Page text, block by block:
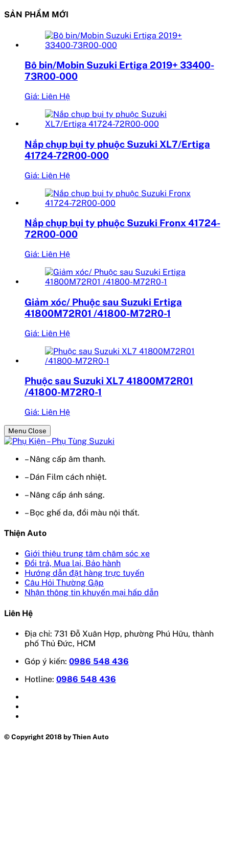
SẢN PHẨM MỚI
Bô bin/Mobin Suzuki Ertiga 2019+ 33400-
73R00-000
Giá: Liên Hệ
Nắp chụp bụi ty phuộc Suzuki XL7/Ertiga
41724-72R00-000
Giá: Liên Hệ
Nắp chụp bụi ty phuộc Suzuki Fronx 41724-
72R00-000
Giá: Liên Hệ
Giảm xóc/ Phuộc sau Suzuki Ertiga
41800M72R01 /41800-M72R0-1
Giá: Liên Hệ
Phuộc sau Suzuki XL7 41800M72R01
/41800-M72R0-1
Giá: Liên Hệ
Menu Close
– Nâng cấp âm thanh.
– Dán Film cách nhiệt.
– Nâng cấp ánh sáng.
– Bọc ghế da, đổi màu nội thất.
Thiện Auto
Giới thiệu trung tâm chăm sóc xe
Đổi trả, Mua lại, Bảo hành
Hướng dẫn đặt hàng trực tuyến
Câu Hỏi Thường Gặp
Nhận thông tin khuyến mại hấp dẫn
Liên Hệ
Địa chỉ: 731 Đỗ Xuân Hợp, phường Phú Hữu, thành
phố Thủ Đức, HCM
Góp ý kiến: 0986 548 436
Hotline: 0986 548 436
© Copyright 2018 by Thien Auto